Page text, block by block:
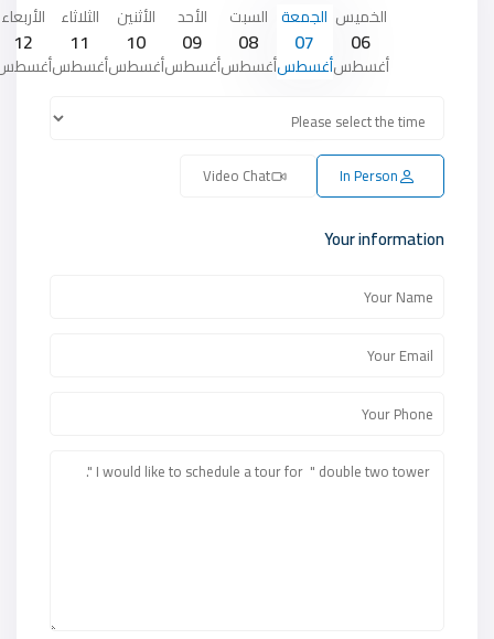
الخميس
06
أغسطس
الجمعة
07
أغسطس
السبت
08
أغسطس
الأحد
09
أغسطس
الأثنين
10
أغسطس
الثلاثاء
11
أغسطس
الأربعاء
12
In Person
Video Chat
Your information